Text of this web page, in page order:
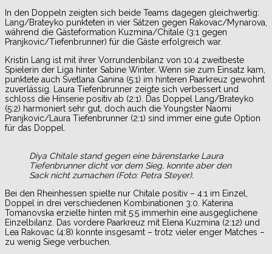
In den Doppeln zeigten sich beide Teams dagegen gleichwertig:
Lang/Brateyko punkteten in vier Sätzen gegen Rakovac/Mynarova,
während die Gästeformation Kuzmina/Chitale (3:1 gegen
Pranjkovic/Tiefenbrunner) für die Gäste erfolgreich war.
Kristin Lang ist mit ihrer Vorrundenbilanz von 10:4 zweitbeste
Spielerin der Liga hinter Sabine Winter. Wenn sie zum Einsatz kam,
punktete auch Svetlana Ganina (5:1) im hinteren Paarkreuz gewohnt
zuverlässig. Laura Tiefenbrunner zeigte sich verbessert und
schloss die Hinserie positiv ab (2:1). Das Doppel Lang/Brateyko
(5:2) harmoniert sehr gut, doch auch die Youngster Naomi
Pranjkovic/Laura Tiefenbrunner (2:1) sind immer eine gute Option
für das Doppel.
Diya Chitale stand gegen eine bärenstarke Laura
Tiefenbrunner dicht vor dem Sieg, konnte aber den
Sack nicht zumachen (Foto: Petra Steyer).
Bei den Rheinhessen spielte nur Chitale positiv – 4:1 im Einzel,
Doppel in drei verschiedenen Kombinationen 3:0. Katerina
Tomanovska erzielte hinten mit 5:5 immerhin eine ausgeglichene
Einzelbilanz. Das vordere Paarkreuz mit Elena Kuzmina (2:12) und
Lea Rakovac (4:8) konnte insgesamt – trotz vieler enger Matches –
zu wenig Siege verbuchen.